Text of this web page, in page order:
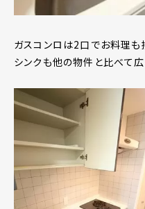
ガスコンロは2口でお料理
シンクも他の物件と比べて広